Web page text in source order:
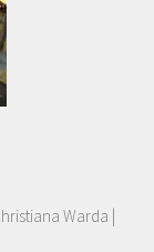
Warda |